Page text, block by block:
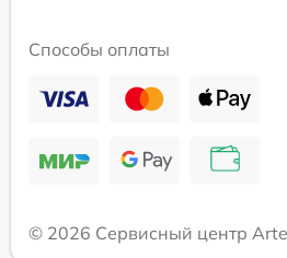
Способы оплаты
© 2026 Сервисный центр